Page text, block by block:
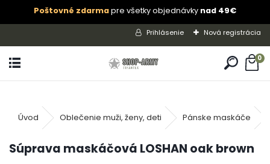
Poštovné zdarmapre všetky objednávky nad 49€
Prihlásenie Nová registrácia
0
Úvod Oblečenie muži, ženy, deti Pánske maskáče
Súprava maskáčová LOSHAN oak brown